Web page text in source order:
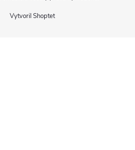
Vytvoril Shoptet